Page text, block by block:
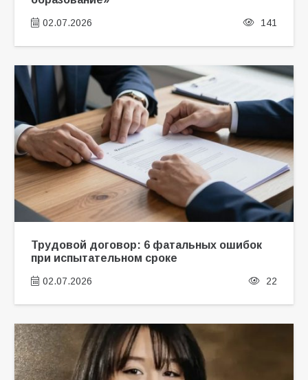
02.07.2026 141
Трудовой договор: 6 фатальных ошибок
при испытательном сроке
02.07.2026 22